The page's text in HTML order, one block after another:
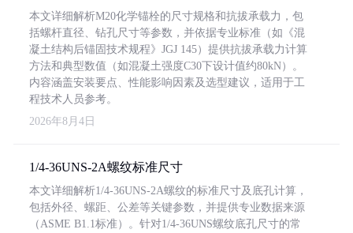
本文详细解析M20化学锚栓的尺寸规格和抗拔承载力，包
括螺杆直径、钻孔尺寸等参数，并依据专业标准（如《混
凝土结构后锚固技术规程》JGJ 145）提供抗拔承载力计算
方法和典型数值（如混凝土强度C30下设计值约80kN）。
内容涵盖安装要点、性能影响因素及选型建议，适用于工
程技术人员参考。
2026年8月4日
1/4-36UNS-2A螺纹标准尺寸
本文详细解析1/4-36UNS-2A螺纹的标准尺寸及底孔计算，
包括外径、螺距、公差等关键参数，并提供专业数据来源
（ASME B1.1标准）。针对1/4-36UNS螺纹底孔尺寸的常